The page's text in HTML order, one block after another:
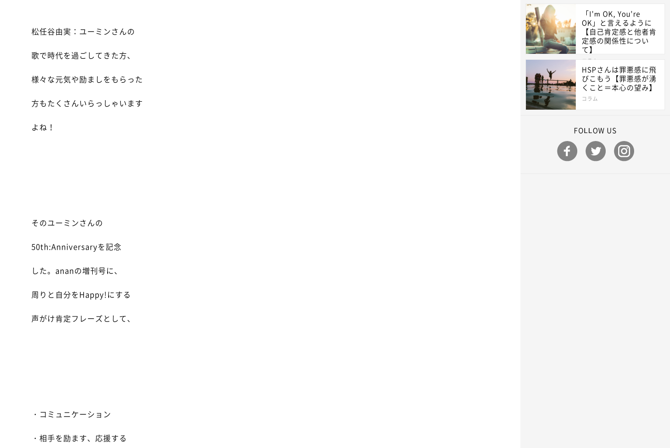
松任谷由実：ユーミンさんの
歌で時代を過ごしてきた方、
様々な元気や励ましをもらった
方もたくさんいらっしゃいます
よね！
そのユーミンさんの
50th:Anniversaryを記念
した。ananの増刊号に、
周りと自分をHappy!にする
声がけ肯定フレーズとして、
・コミュニケーション
・相手を励ます、応援する
「I'm OK, You're
OK」と言えるように
【自己肯定感と他者肯
定感の関係性につい
て】
コラム
HSPさんは罪悪感に飛
びこもう【罪悪感が湧
くこと＝本心の望み】
コラム
FOLLOW US